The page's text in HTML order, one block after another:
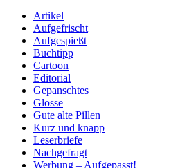
Artikel
Aufgefrischt
Aufgespießt
Buchtipp
Cartoon
Editorial
Gepanschtes
Glosse
Gute alte Pillen
Kurz und knapp
Leserbriefe
Nachgefragt
Werbung – Aufgepasst!